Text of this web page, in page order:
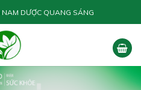
NAM DƯỢC QUANG SÁNG